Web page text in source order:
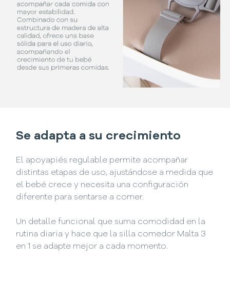
Se adapta a su crecimiento
El apoyapiés regulable permite acompañar
distintas etapas de uso, ajustándose a medida que
el bebé crece y necesita una configuración
diferente para sentarse a comer.
Un detalle funcional que suma comodidad en la
rutina diaria y hace que la silla comedor Malta 3
en 1 se adapte mejor a cada momento.